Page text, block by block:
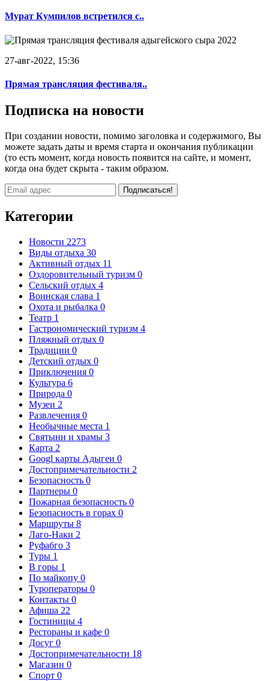
Мурат Кумпилов встретился с..
27-авг-2022, 15:36
Прямая трансляция фестиваля..
Подписка на новости
При создании новости, помимо заголовка и содержимого, Вы
можете задать даты и время старта и окончания публикации
(то есть момент, когда новость появится на сайте, и момент,
когда она будет скрыта - таким образом.
Подписаться!
Категории
Новости 2273
Виды отдыха 30
Активный отдых 11
Оздоровительный туризм 0
Сельский отдых 4
Воинская слава 1
Охота и рыбалка 0
Театр 1
Гастрономический туризм 4
Пляжный отдых 0
Традиции 0
Детский отдых 0
Приключения 0
Культура 6
Природа 0
Музеи 2
Развлечения 0
Необычные места 1
Святыни и храмы 3
Карта 2
Googl карты Адыгеи 0
Достопримечательности 2
Безопасность 0
Партнеры 0
Пожарная безопасность 0
Безопасность в горах 0
Маршруты 8
Лаго-Наки 2
Руфабго 3
Туры 1
В горы 1
По майкопу 0
Туроператоры 0
Контакты 0
Афиша 22
Гостиницы 4
Рестораны и кафе 0
Досуг 0
Достопримечательности 18
Магазин 0
Спорт 0